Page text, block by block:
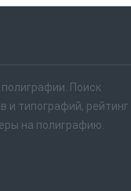
полиграфии. Поиск
и типографий, рейтинг
на полиграфию.